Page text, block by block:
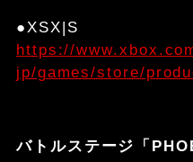
●XSX|S
https://
jp/games/store/
バトルステージ「